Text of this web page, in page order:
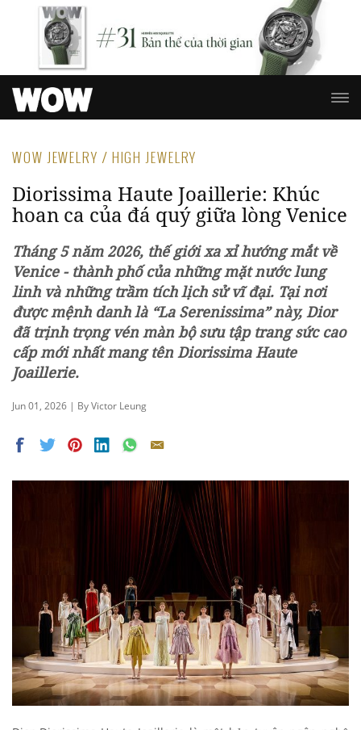
WOW JEWELRY / HIGH JEWELRY
Diorissima Haute Joaillerie: Khúc
hoan ca của đá quý giữa lòng Venice
Tháng 5 năm 2026, thế giới xa xỉ hướng mắt về
Venice - thành phố của những mặt nước lung
linh và những trầm tích lịch sử vĩ đại. Tại nơi
được mệnh danh là “La Serenissima” này, Dior
đã trịnh trọng vén màn bộ sưu tập trang sức cao
cấp mới nhất mang tên Diorissima Haute
Joaillerie.
Jun 01, 2026 | By Victor Leung